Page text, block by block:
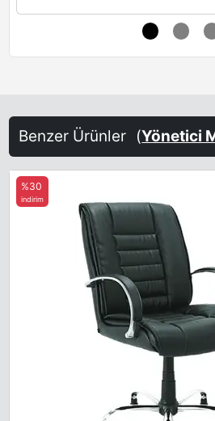
Benzer Ürünler (Yönetici
%30
indirim